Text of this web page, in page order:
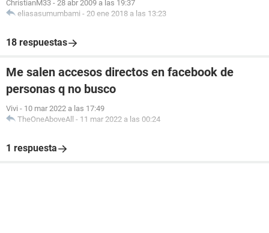
ChristianM33 - 28 abr 2009 a las 19:37
eliasasumumbami - 20 ene 2018 a las 13:23
18 respuestas
Me salen accesos directos en facebook de
personas q no busco
Vivi - 10 mar 2022 a las 17:49
TheOneAboveAll - 11 mar 2022 a las 00:24
1 respuesta